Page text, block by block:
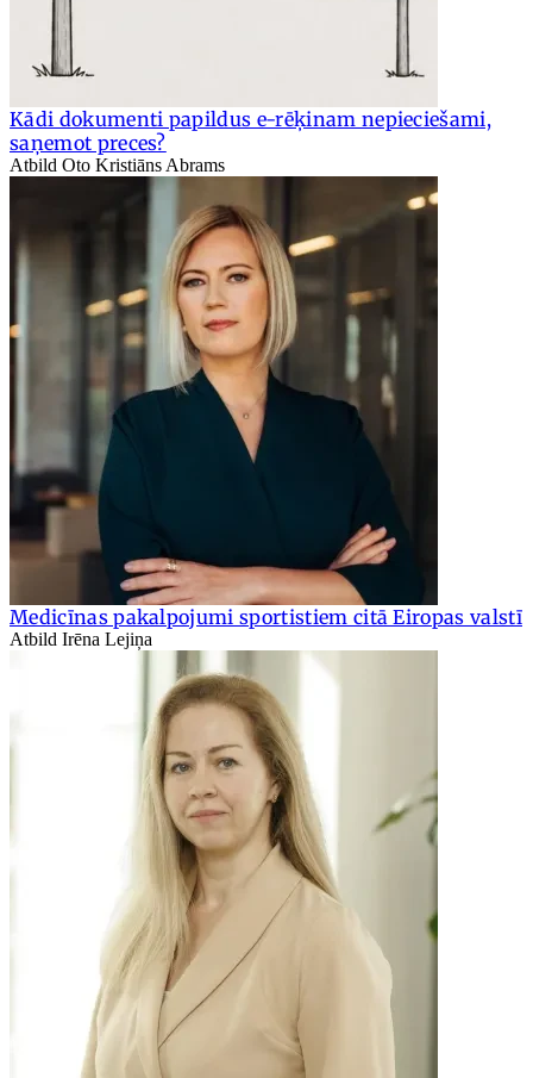
Kādi dokumenti papildus e-rēķinam nepieciešami,
saņemot preces?
Atbild Oto Kristiāns Abrams
Medicīnas pakalpojumi sportistiem citā Eiropas valstī
Atbild Irēna Lejiņa